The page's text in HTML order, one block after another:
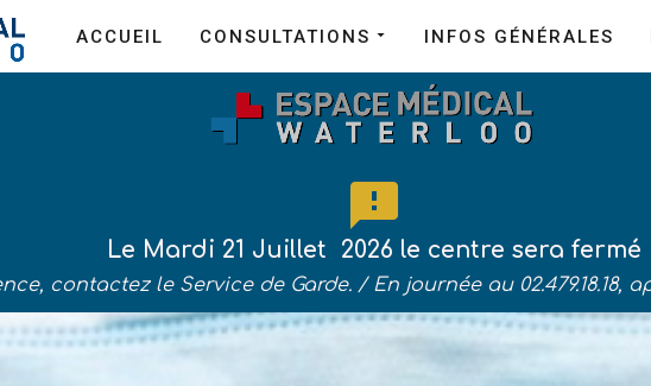
ACCUEIL CONSULTATIONS INFOS GÉNÉRALES
Le Mardi 21 Juillet 2026 le centre sera fermé
contactez le Service de Garde. / En journée au 02.479.18.18,